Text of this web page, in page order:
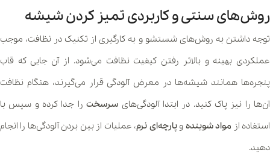
روش‌های سنتی و کاربردی تمیز کردن شیشه
توجه داشتن به روش‌های شستشو و به کارگیری از تکنیک در نظافت، موجب
عملکردی بهینه و بالاتر رفتن کیفیت نظافت می‌شود. از آن جایی که قاب
پنجره‌ها همانند شیشه‌ها در معرض آلودگی قرار می‌گیرند، هنگام نظافت
آن‌ها را نیز پاک کنید. در ابتدا آلودگی‌های سرسخترا جدا کرده و سپس با
استفاده از مواد شوینده وپارچه‌ای نرم، عملیات از بین بردن آلودگی‌ها را انجام
دهید.